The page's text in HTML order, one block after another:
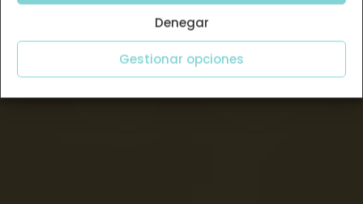
Denegar
Gestionar opciones